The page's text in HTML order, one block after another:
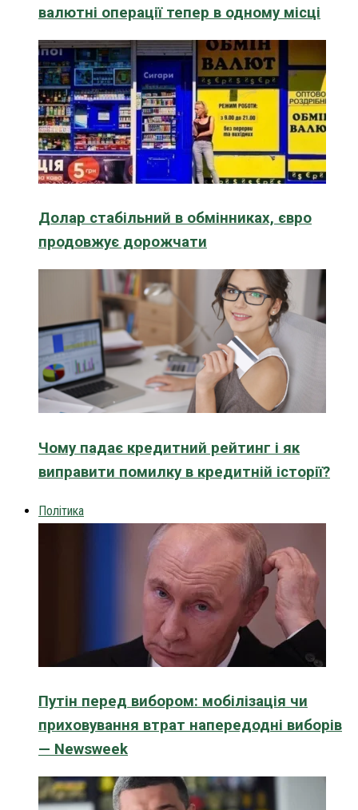
валютні операції тепер в одному місці
Долар стабільний в обмінниках, євро
продовжує дорожчати
Чому падає кредитний рейтинг і як
виправити помилку в кредитній історії?
Політика
Путін перед вибором: мобілізація чи
приховування втрат напередодні виборів
— Newsweek